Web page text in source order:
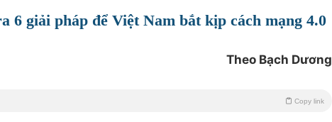
6 giải pháp để Việt Nam bắt kịp cách mạng 4.0
Theo Bạch Dương
Copy link